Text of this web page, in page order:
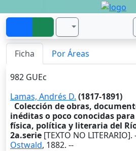
Ficha Por Áreas
982 GUEc
Lamas, Andrés D. (1817-1891)
Colección de obras,
inéditas o poco conocidas
física, política y literaria del
2a.serie [TEXTO NO LITERARIO].
Ostwald, 1882. --